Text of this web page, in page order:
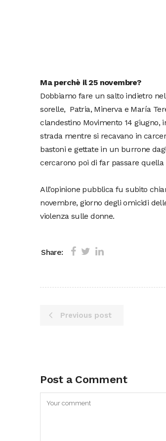
Ma perchè il 25 novembre?
Dobbiamo fare un salto indietro
sorelle, Patria, Minerva e María
clandestino Movimento 14 giugno,
strada mentre si recavano in
bastoni e gettate in un burrone
cercarono poi di far passare
All’opinione pubblica fu subito
novembre, giorno degli omicidi
violenza sulle donne.
Share:
Previous post
Post a Comment